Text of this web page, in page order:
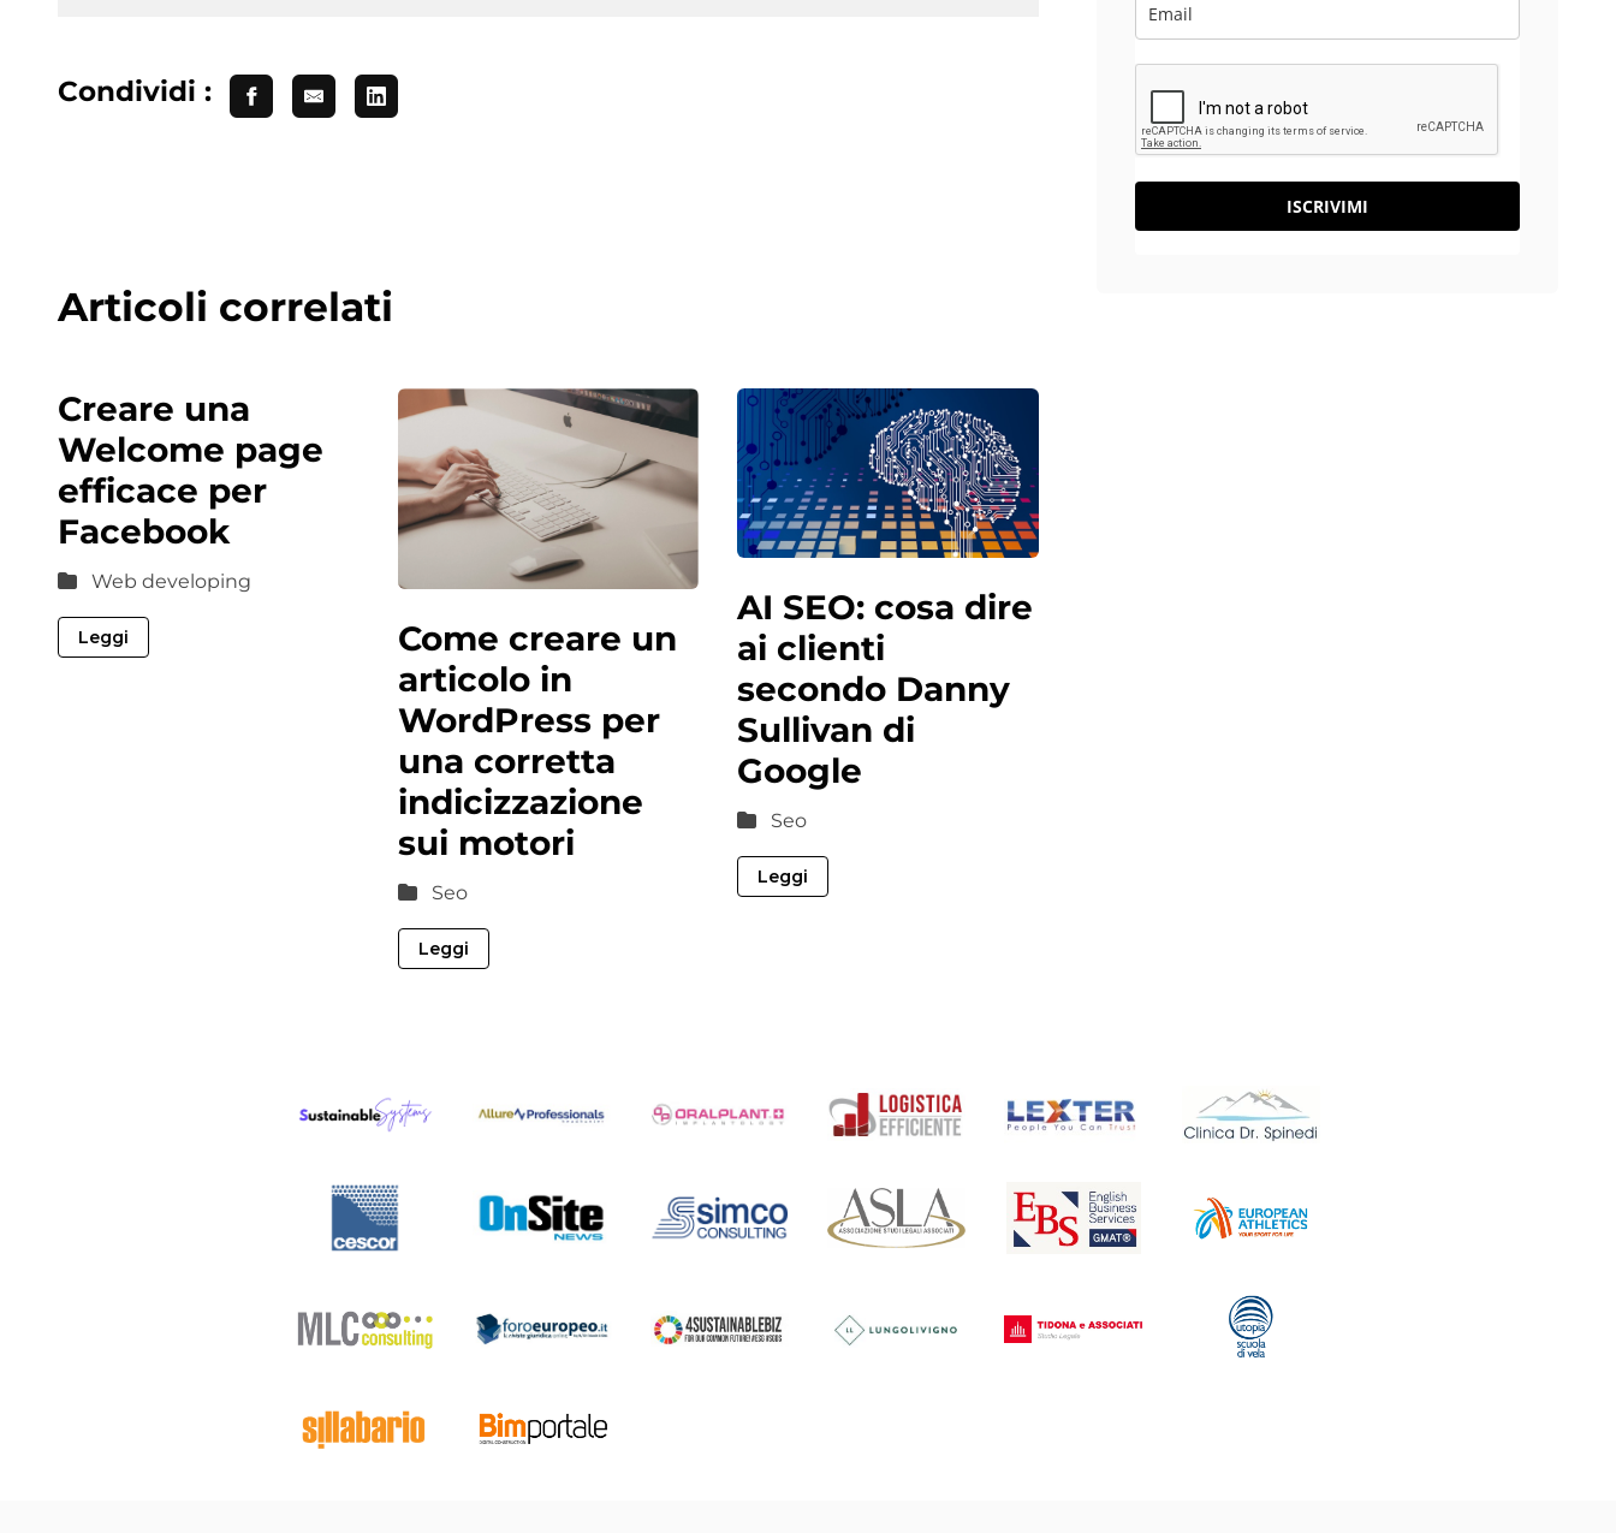
Condividi :
Articoli correlati
Creare una
Welcome page
efficace per
Facebook
Web developing
Leggi
Come creare un
articolo in
WordPress per
una corretta
indicizzazione
sui motori
Seo
Leggi
AI SEO: cosa dire
ai clienti
secondo Danny
Sullivan di
Google
Seo
Leggi
ISCRIVIMI